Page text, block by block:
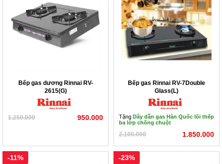
4) 359 Nguyễn Hoàng Tôn – Tây Hồ - Hà Nội
5) 345 Hà Huy Tập - Gia Lâm - Hà Nội
6) 249 Xuân Phương- Từ Liêm - Hà Nội
Bếp gas dương Rinnai RV-
2615(G)
1.250.000 950.000
Bếp gas Rinnai RV-7Double
Glass(L)
Tặng Dây dẫn gas Hàn Quốc lõi thếp
ba lớp chống chuột
2.100.000 1.850.000
-11% -23%